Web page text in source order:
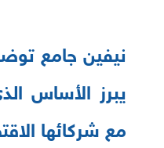
نيفين جامع
يبرز الأساس
مع شركائها